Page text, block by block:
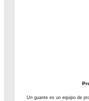
Un guante es un equipo de